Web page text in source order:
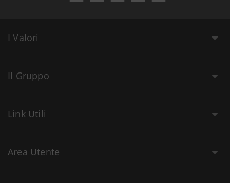
I Valori
Il Gruppo
Link Utili
Area Utente